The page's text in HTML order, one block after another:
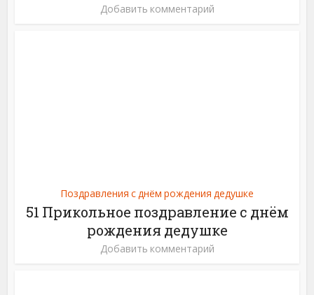
Добавить комментарий
Поздравления с днём рождения дедушке
51 Прикольное поздравление с днём
рождения дедушке
Добавить комментарий